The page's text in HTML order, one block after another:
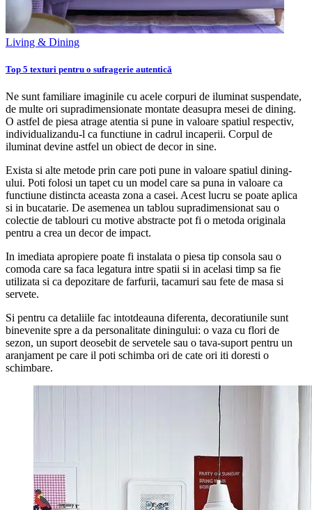
Living & Dining
Top 5 texturi pentru o sufragerie autentică
Ne sunt familiare imaginile cu acele corpuri de iluminat suspendate,
de multe ori supradimensionate montate deasupra mesei de dining.
O astfel de piesa atrage atentia si pune in valoare spatiul respectiv,
individualizandu-l ca functiune in cadrul incaperii. Corpul de
iluminat devine astfel un obiect de decor in sine.
Exista si alte metode prin care poti pune in valoare spatiul dining-
ului. Poti folosi un tapet cu un model care sa puna in valoare ca
functiune distincta aceasta zona a casei. Acest lucru se poate aplica
si in bucatarie. De asemenea un tablou supradimensionat sau o
colectie de tablouri cu motive abstracte pot fi o metoda originala
pentru a crea un decor de impact.
In imediata apropiere poate fi instalata o piesa tip consola sau o
comoda care sa faca legatura intre spatii si in acelasi timp sa fie
utilizata si ca depozitare de farfurii, tacamuri sau fete de masa si
servete.
Si pentru ca detaliile fac intotdeauna diferenta, decoratiunile sunt
binevenite spre a da personalitate diningului: o vaza cu flori de
sezon, un suport deosebit de servetele sau o tava-suport pentru un
aranjament pe care il poti schimba ori de cate ori iti doresti o
schimbare.